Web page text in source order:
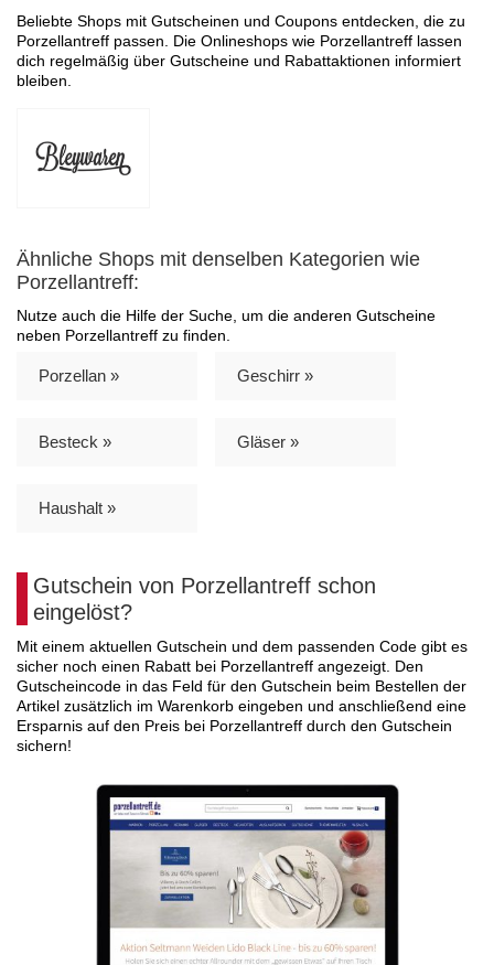
Beliebte Shops mit Gutscheinen und Coupons entdecken, die zu
Porzellantreff passen. Die Onlineshops wie Porzellantreff lassen
dich regelmäßig über Gutscheine und Rabattaktionen informiert
bleiben.
Ähnliche Shops mit denselben Kategorien wie
Porzellantreff:
Nutze auch die Hilfe der Suche, um die anderen Gutscheine
neben Porzellantreff zu finden.
Porzellan » Geschirr »
Besteck » Gläser »
Haushalt »
Gutschein von Porzellantreff schon
eingelöst?
Mit einem aktuellen Gutschein und dem passenden Code gibt es
sicher noch einen Rabatt bei Porzellantreff angezeigt. Den
Gutscheincode in das Feld für den Gutschein beim Bestellen der
Artikel zusätzlich im Warenkorb eingeben und anschließend eine
Ersparnis auf den Preis bei Porzellantreff durch den Gutschein
sichern!